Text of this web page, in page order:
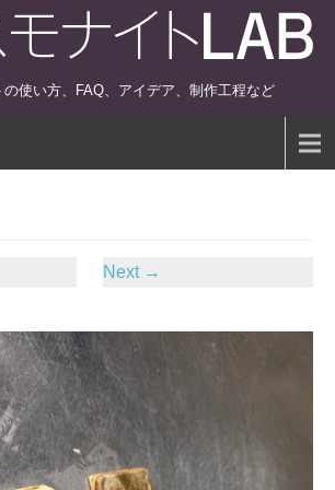
の使い方、FAQ、アイデア、制作工程など
Next →